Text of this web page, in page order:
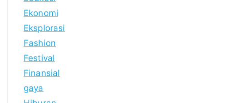
Ekonomi
Eksplorasi
Fashion
Festival
Finansial
gaya